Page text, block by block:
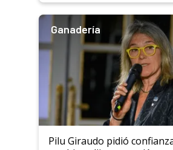
Ganadería
Pilu Giraudo pidió